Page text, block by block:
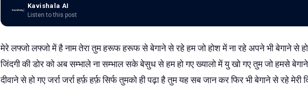
Kavishala AI
Listen to this post
मेरे लफ्जो लफ्जो में है नाम तेरा तुम हरूफ हरूफ से बेगाने से रहे हम जो होश में ना रहे अपने भी बेगाने से हो
जिंदगी की डोर को अब सम्भाले ना सम्भाल सके बेसुध से हम हो गए ख्यालो में यु खो गए तुम जो हमसे बेगाने
दीवाने से हो गए जर्रा जर्रा हर्फ़ हर्फ़ सिर्फ तुमको ही पढ़ा है तुम यह सब जान कर फिर भी बेगाने से रहे मेरी